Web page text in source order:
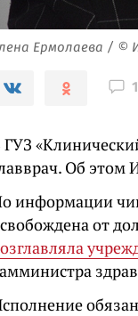
Ермолаева / ©
1
ГУЗ
Об этом
информации
от